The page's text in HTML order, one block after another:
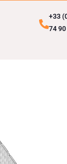
+33
74 90